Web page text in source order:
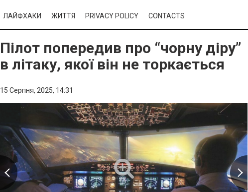
ЛАЙФХАКИ ЖИТТЯ PRIVACY POLICY CONTACTS
Пілот попередив про “чорну діру”
в літаку, якої він не торкається
15 Серпня, 2025, 14:31